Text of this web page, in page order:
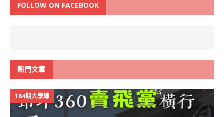
FOLLOW ON FACEBOOK
熱門文章
184期大學線